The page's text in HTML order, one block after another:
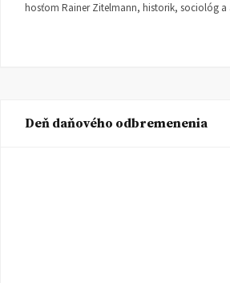
hosťom Rainer Zitelmann, historik, sociológ
Deň daňového odbremenenia